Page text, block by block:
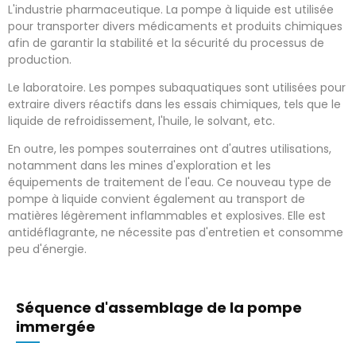
L'industrie pharmaceutique. La pompe à liquide est utilisée
pour transporter divers médicaments et produits chimiques
afin de garantir la stabilité et la sécurité du processus de
production.
Le laboratoire. Les pompes subaquatiques sont utilisées pour
extraire divers réactifs dans les essais chimiques, tels que le
liquide de refroidissement, l'huile, le solvant, etc.
En outre, les pompes souterraines ont d'autres utilisations,
notamment dans les mines d'exploration et les
équipements de traitement de l'eau. Ce nouveau type de
pompe à liquide convient également au transport de
matières légèrement inflammables et explosives. Elle est
antidéflagrante, ne nécessite pas d'entretien et consomme
peu d'énergie.
Séquence d'assemblage de la pompe
immergée